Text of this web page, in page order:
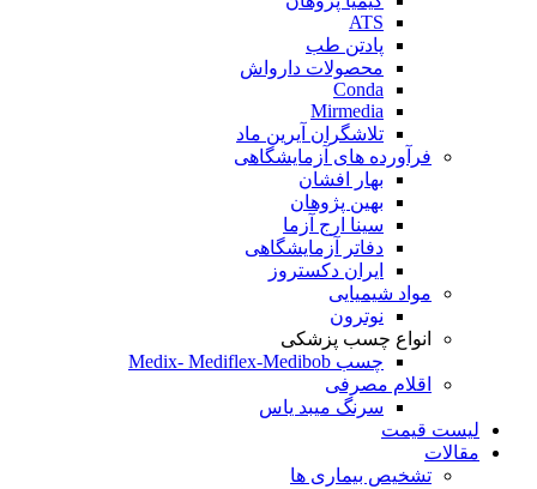
ATS
پادتن طب
محصولات دارواش
Conda
Mirmedia
تلاشگران آیرین ماد
فرآورده های آزمایشگاهی
بهار افشان
بهین پژوهان
سینا ارج آزما
دفاتر آزمایشگاهی
ایران دکستروز
مواد شیمیایی
نوترون
انواع چسب پزشکی
چسب Medix- Mediflex-Medibob
اقلام مصرفی
سرنگ میبد یاس
لیست قیمت
مقالات
تشخیص بیماری ها